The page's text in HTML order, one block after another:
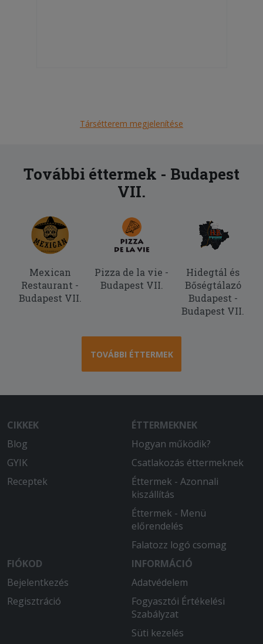
Társétterem megjelenítése
További éttermek - Budapest
VII.
Mexican
Restaurant -
Budapest VII.
Pizza de la vie -
Budapest VII.
Hidegtál és
Bőségtálazó
Budapest -
Budapest VII.
TOVÁBBI ÉTTERMEK
CIKKEK
Blog
GYIK
Receptek
ÉTTERMEKNEK
Hogyan működik?
Csatlakozás éttermeknek
Éttermek - Azonnali
kiszállítás
Éttermek - Menü
előrendelés
Falatozz logó csomag
FIÓKOD
Bejelentkezés
Regisztráció
INFORMÁCIÓ
Adatvédelem
Fogyasztói Értékelési
Szabályzat
Süti kezelés